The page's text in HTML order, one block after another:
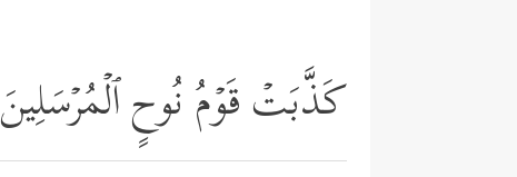
كَذَّبَتۡ قَوۡمُ نُوحٍ ٱلۡمُرۡسَلِینَ